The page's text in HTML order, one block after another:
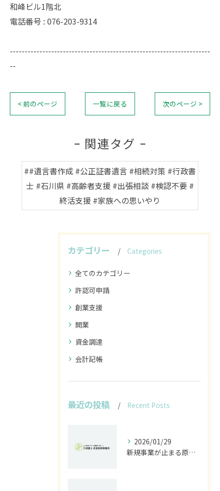
和峰ビル1階北
電話番号 : 076-203-9314
--------------------------------------------------------------------
--
< 前のページ 一覧に戻る 次のページ >
関連タグ
##遺言書作成 #公正証書遺言 #相続対策 #行政書
士 #石川県 #高齢者支援 #出張相談 #検認不要 #
終活支援 #家族への思いやり
カテゴリー Categories
全てのカテゴリー
許認可申請
創業支援
開業
資金調達
会計記帳
最近の投稿 Recent Posts
2026/01/29
新規事業が止まる原因は法規制｜開発前に行うべきリスク診断とは